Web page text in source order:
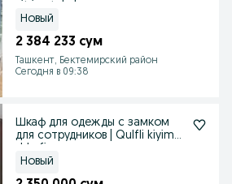
Новый
2 384 233 сум
Ташкент, Бектемирский район
Сегодня в 09:38
Шкаф для одежды с замком
для сотрудников | Qulfli kiyim
Новый